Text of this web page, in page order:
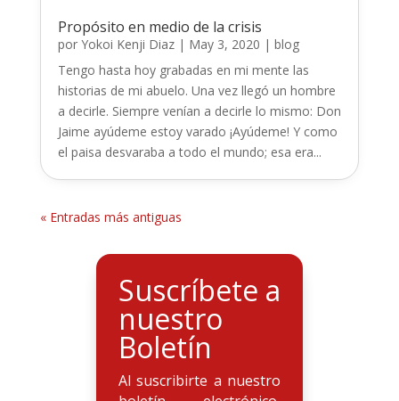
Propósito en medio de la crisis
por Yokoi Kenji Diaz| May 3, 2020 | blog
Tengo hasta hoy grabadas en mi mente las
historias de mi abuelo. Una vez llegó un hombre
a decirle. Siempre venían a decirle lo mismo: Don
Jaime ayúdeme estoy varado ¡Ayúdeme! Y como
el paisa desvaraba a todo el mundo; esa era...
« Entradas más antiguas
Suscríbete a
nuestro
Boletín
Al suscribirte a nuestro